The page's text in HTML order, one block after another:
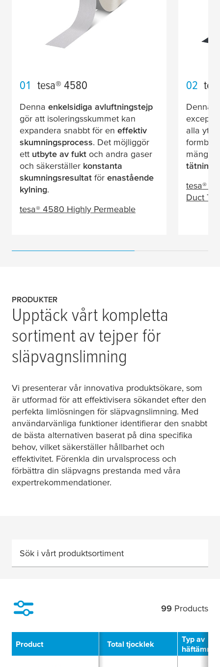
01 tesa® 4580
Denna enkelsidiga avluftningstejp
gör att isoleringsskummet kan
expandera snabbt för en effektiv
skumningsprocess. Det möjliggör
ett utbyte av fukt och andra gaser
och säkerställer konstanta
skumningsresultat för enastående
kylning.
tesa® 4580 Highly Permeable
02
Denna
alla
mängd
tätning
tesa®
Duct
PRODUKTER
Upptäck vårt kompletta
sortiment av tejper för
släpvagnslimning
Vi presenterar vår innovativa produktsökare, som
är utformad för att effektivisera sökandet efter den
perfekta limlösningen för släpvagnslimning. Med
användarvänliga funktioner identifierar den snabbt
de bästa alternativen baserat på dina specifika
behov, vilket säkerställer hållbarhet och
effektivitet. Förenkla din urvalsprocess och
förbättra din släpvagns prestanda med våra
expertrekommendationer.
Sök i vårt produktsortiment
99 Products
Product Total tjocklek
Typ av
häftämne